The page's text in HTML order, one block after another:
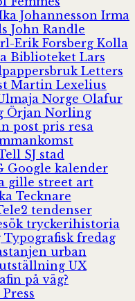
Johannesson Irma
John Randle
Erik Forsberg Kolla
Biblioteket Lars
Letters
Martin Lexelius
Norge Olafur
Örjan Norling
post pris resa
SJ stad
Google kalender
gille street art
Tecknare
tendenser
tryckerihistoria
Typografisk fredag
urban
UX
på väg?